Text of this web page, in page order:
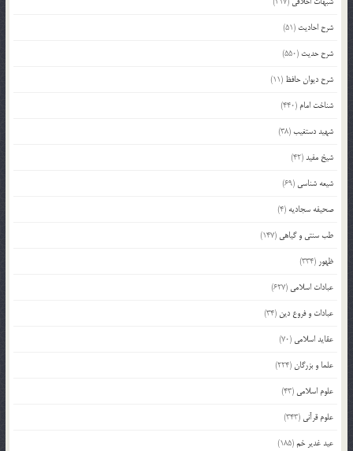
شرح احادیث (51)
شرح حدیث (550)
شرح دیوان حافظ (11)
شناخت امام (440)
شهید دستغیب(38)
شیخ مفید(42)
شیعه شناسی (69)
صحیفه سجادیه (4)
طب سنتی و گیاهی (147)
ظهور (334)
عبادات اسلامی (627)
عبادات و فروع دین (34)
عقاید اسلامی (70)
علما و بزرگان(224)
علوم اسلامی (43)
علوم قرآنی (343)
عید غدیر خم(185)